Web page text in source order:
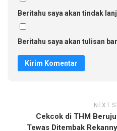
Beritahu saya akan tindak
Beritahu saya akan tulisan
NEXT
Cekcok di THM
Tewas Ditembak